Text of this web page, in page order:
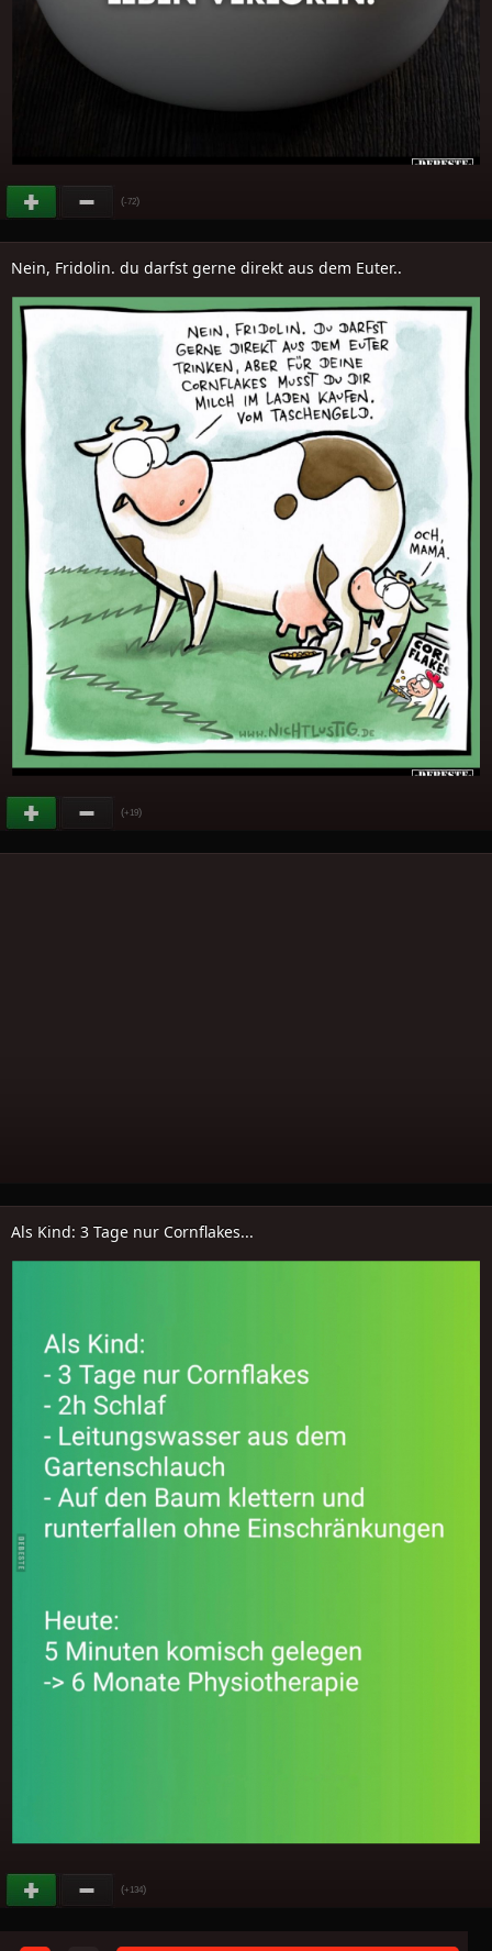
(-72)
Nein, Fridolin. du darfst gerne direkt aus dem Euter..
(+19)
Als Kind: 3 Tage nur Cornflakes...
(+134)